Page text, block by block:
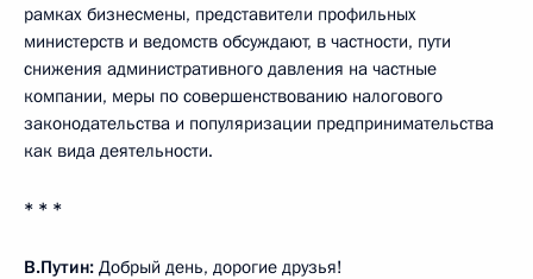
рамках бизнесмены, представители профильных
министерств и ведомств обсуждают, в частности, пути
снижения административного давления на частные
компании, меры по совершенствованию налогового
законодательства и популяризации предпринимательства
как вида деятельности.
* * *
В.Путин: Добрый день, дорогие друзья!